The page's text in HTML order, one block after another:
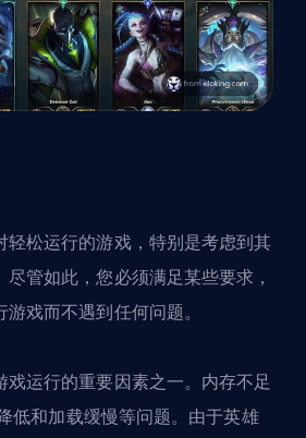
轻松运行的游戏，特别是考虑到其
管如此，您必须满足某些要求，
戏而不遇到任何问题。
戏运行的重要因素之一。内存不足
低和加载缓慢等问题。由于英雄